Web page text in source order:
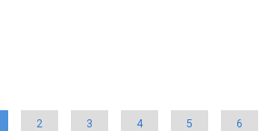
Page
2 Page
3 Page
4 Page
5 Page
6